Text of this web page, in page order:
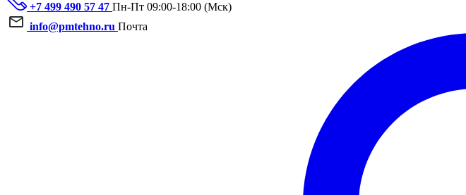
+7 499 490 57 47 Пн-Пт 09:00-18:00 (Мск)
info@pmtehno.ru Почта